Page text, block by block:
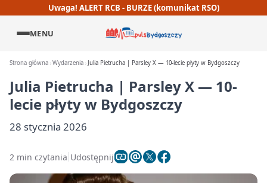
Uwaga! ALERT RCB - BURZE (komunikat RSO)
MENU
Strona główna Wydarzenia Julia Pietrucha | Parsley X — 10-lecie płyty w Bydgoszczy
Julia Pietrucha | Parsley X — 10-
lecie płyty w Bydgoszczy
28 stycznia 2026
2 min czytania Udostępnij